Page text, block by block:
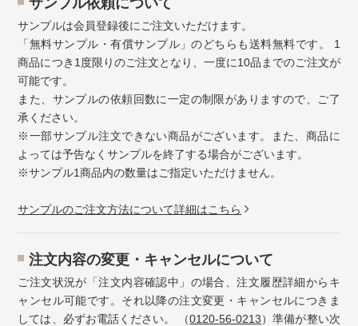
サンプルは会員登録後にご注文いただけます。
「無料サンプル・有償サンプル」のどちらも送料無料です。 1
商品につき1度限りのご注文となり、一度に10品までのご注文が
可能です。
また、サンプルの依頼回数に一定の制限がありますので、ご了
承ください。
※一部サンプル注文できない商品がございます。また、商品に
よっては予告なくサンプルを終了する場合がございます。
※サンプル1商品内の数量はご指定いただけません。
サンプルのご注文方法について詳細はこちら
注⽂内容の変更・キャンセルについて
ご注文状況が「注文内容確認中」の場合、注文履歴詳細からキ
ャンセル可能です。それ以降の注文変更・キャンセルにつきま
しては、必ずお電話ください。 （0120-56-0213）準備が整い次